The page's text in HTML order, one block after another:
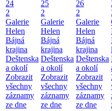
24
2
Galerie
Helen
Bájná
krajina
Deštenska
a okolí
Zobrazit
všechny
záznamy
ze dne
25
2
Galerie
Helen
Bájná
krajina
Deštenska
a okolí
Zobrazit
všechny
záznamy
ze dne
26
2
Galerie
Helen
Bájná
krajina
Deštenska
a okolí
Zobrazit
všechny
záznamy
ze dne